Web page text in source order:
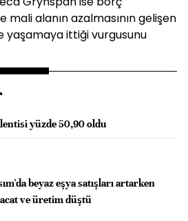
mali alanın azalmasının gelişen
yaşamaya ittiği vurgusunu
yüzde 50,90 oldu
beyaz eşya satışları artarken
ve üretim düştü